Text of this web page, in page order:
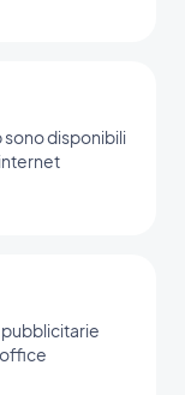
sono disponibili